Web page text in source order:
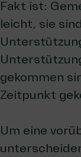
Fakt ist:
leicht, sie
gekommen
Zeitpunkt
Um eine